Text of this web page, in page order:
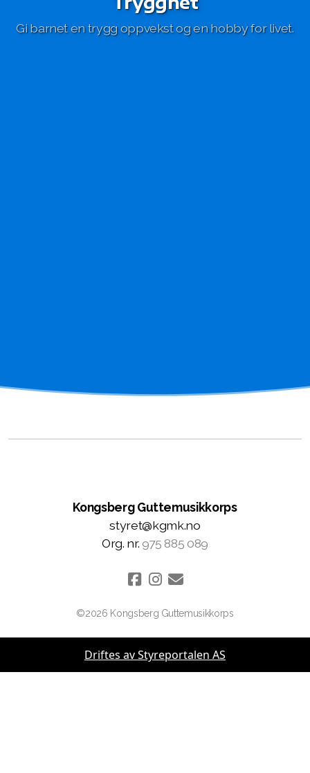
Gi barnet en trygg oppvekst og en hobby for livet.
Kongsberg Guttemusikkorps
styret@kgmk.no
Org. nr. 975 885 089
©2026 Kongsberg Guttemusikkorps
Driftes av Styreportalen AS